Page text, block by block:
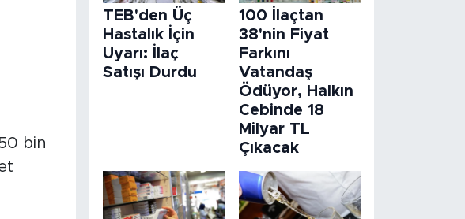
bin
TEB'den Üç
Hastalık İçin
Uyarı: İlaç
Satışı Durdu
100 İlaçtan
38'nin Fiyat
Farkını
Vatandaş
Ödüyor, Halkın
Cebinde 18
Milyar TL
Çıkacak